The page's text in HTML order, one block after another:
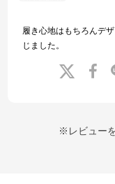
履き心地はもちろんデ
じました。
※レビュー